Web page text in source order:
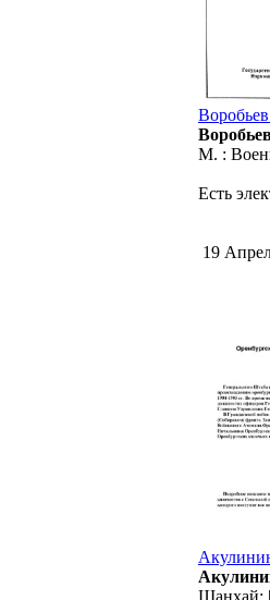
М. :
Есть
19
Шанхай: